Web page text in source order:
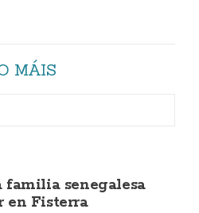
MÁIS
familia senegalesa
en Fisterra